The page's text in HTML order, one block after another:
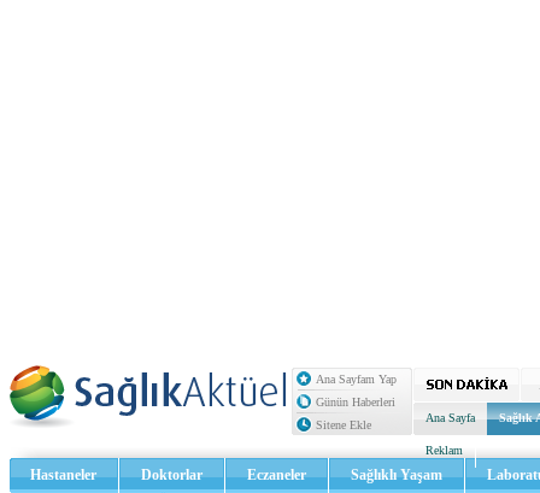
Ana Sayfam Yap
Günün Haberleri
Sitene Ekle
Ana Sayfa Sağlık
Reklam
Hastaneler Doktorlar Eczaneler Sağlıklı Yaşam